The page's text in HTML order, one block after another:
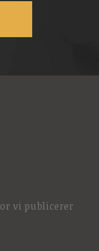
vi publicerer